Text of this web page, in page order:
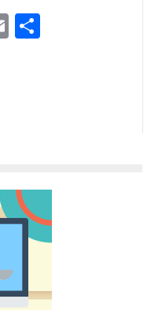
Email